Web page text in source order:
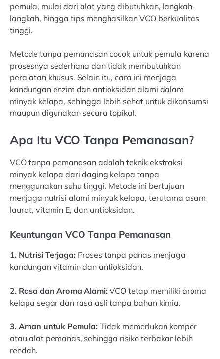
pemula, mulai dari alat yang dibutuhkan, langkah-
langkah, hingga tips menghasilkan VCO berkualitas
tinggi.
Metode tanpa pemanasan cocok untuk pemula karena
prosesnya sederhana dan tidak membutuhkan
peralatan khusus. Selain itu, cara ini menjaga
kandungan enzim dan antioksidan alami dalam
minyak kelapa, sehingga lebih sehat untuk dikonsumsi
maupun digunakan secara topikal.
Apa Itu VCO Tanpa Pemanasan?
VCO tanpa pemanasan adalah teknik ekstraksi
minyak kelapa dari daging kelapa tanpa
menggunakan suhu tinggi. Metode ini bertujuan
menjaga nutrisi alami minyak kelapa, terutama asam
laurat, vitamin E, dan antioksidan.
Keuntungan VCO Tanpa Pemanasan
1. Nutrisi Terjaga: Proses tanpa panas menjaga
kandungan vitamin dan antioksidan.
2. Rasa dan Aroma Alami: VCO tetap memiliki aroma
kelapa segar dan rasa asli tanpa bahan kimia.
3. Aman untuk Pemula: Tidak memerlukan kompor
atau alat pemanas, sehingga risiko terbakar lebih
rendah.